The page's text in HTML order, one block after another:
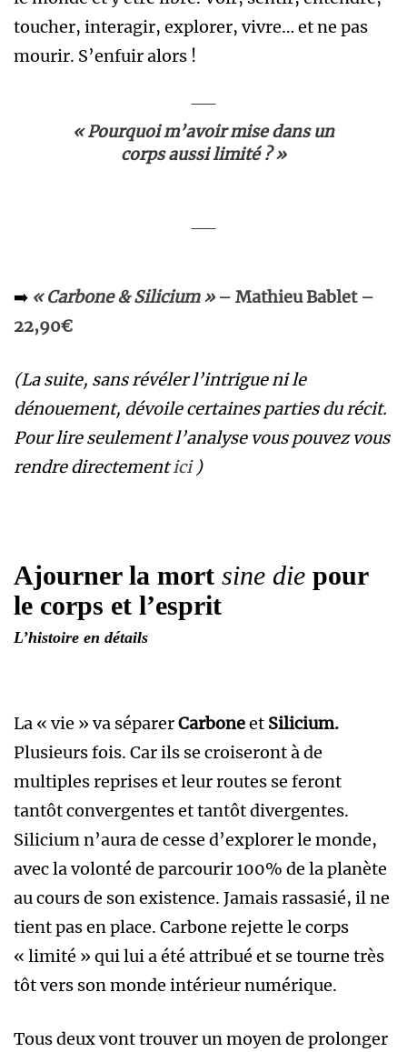
toucher, interagir, explorer, vivre… et ne pas
mourir. S’enfuir alors !
« Pourquoi m’avoir mise dans un
corps aussi limité ? »
➡️ « Carbone & Silicium »– Mathieu Bablet –
22,90€
(La suite, sans révéler l’intrigue ni le
dénouement, dévoile certaines parties du récit.
Pour lire seulement l’analyse vous pouvez vous
rendre directementici)
Ajourner la mort sine die pour
le corps et l’esprit
L’histoire en détails
La « vie » va séparerCarboneet Silicium.
Plusieurs fois. Car ils se croiseront à de
multiples reprises et leur routes se feront
tantôt convergentes et tantôt divergentes.
Silicium n’aura de cesse d’explorer le monde,
avec la volonté de parcourir 100% de la planète
au cours de son existence. Jamais rassasié, il ne
tient pas en place. Carbone rejette le corps
« limité » qui lui a été attribué et se tourne très
tôt vers son monde intérieur numérique.
Tous deux vont trouver un moyen de prolonger